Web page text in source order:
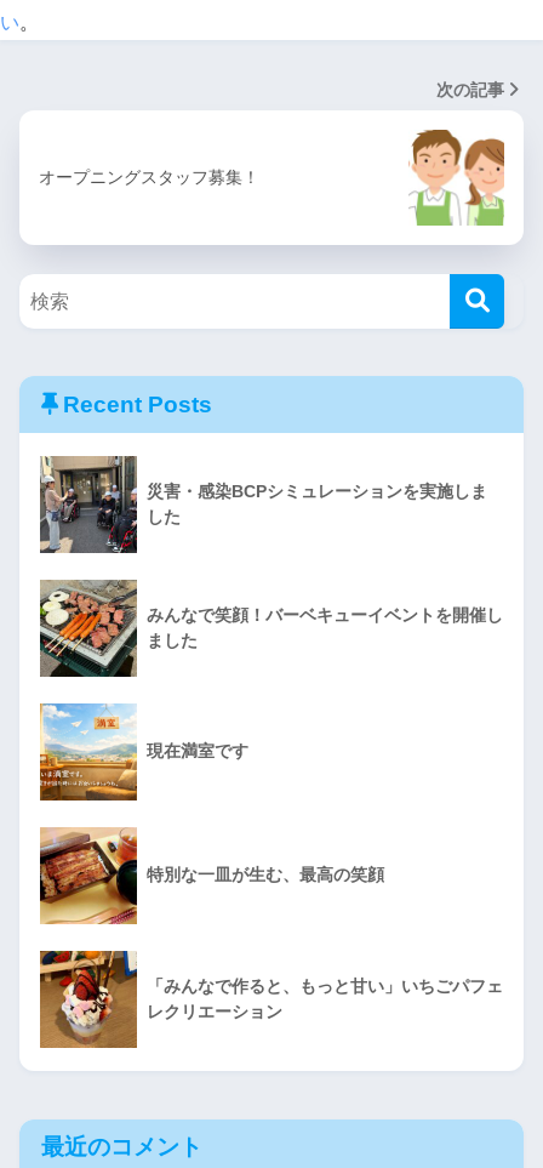
い。
次の記事
オープニングスタッフ募集！
Recent Posts
災害・感染BCPシミュレーションを実施しま
した
みんなで笑顔！バーベキューイベントを開催し
ました
現在満室です
特別な一皿が生む、最高の笑顔
「みんなで作ると、もっと甘い」いちごパフェ
レクリエーション
最近のコメント